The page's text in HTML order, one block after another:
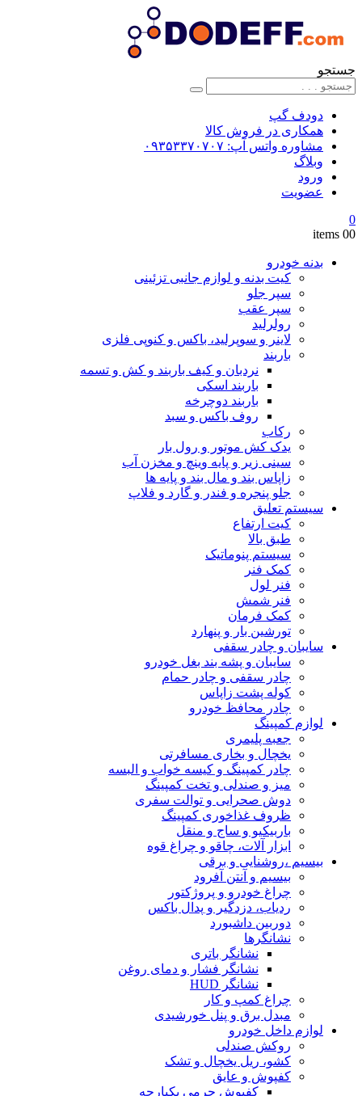
جستجو
دودف گپ
همکاری در فروش کالا
مشاوره واتس آپ: ۰۹۳۵۳۳۷۰۷۰۷
وبلاگ
ورود
عضویت
0
00 items
بدنه خودرو
کیت بدنه و لوازم جانبی تزئینی
سپر جلو
سپر عقب
رولرلید
لاینر و سوپرلید، باکس و کنوپی فلزی
باربند
نردبان و کیف باربند و کش و تسمه
باربند اسکی
باربند دوچرخه
روف باکس و سبد
رکاب
یدک کش موتور و رول بار
سینی زیر و پایه وینچ و مخزن آب
زاپاس بند و مال بند و پایه ها
جلو پنجره و فندر و گارد و فلاپ
سیستم تعلیق
کیت ارتفاع
طبق بالا
سیستم پنوماتیک
کمک فنر
فنر لول
فنر شمش
کمک فرمان
تورشین بار و پنهارد
سایبان و چادر سقفی
سایبان و پشه بند بغل خودرو
چادر سقفی و چادر حمام
کوله پشت زاپاس
چادر محافظ خودرو
لوازم کمپینگ
جعبه پلیمری
یخچال و بخاری مسافرتی
چادر کمپینگ و کیسه خواب و البسه
میز و صندلی و تخت کمپینگ
دوش صحرایی و توالت سفری
ظروف غذاخوری کمپینگ
باربیکیو و ساج و منقل
ابزار آلات، چاقو و چراغ قوه
بیسیم ،روشنایی و برقی
بیسیم و آنتن آفرود
چراغ خودرو و پروژکتور
ردیاب، دزدگیر و پدال باکس
دوربین داشبورد
نشانگرها
نشانگر باتری
نشانگر فشار و دمای روغن
نشانگر HUD
چراغ کمپ و کار
مبدل برق و پنل خورشیدی
لوازم داخل خودرو
روکش صندلی
کشو، ریل یخچال و تشک
کفپوش و عایق
کفپوش چرمی یکپارچه